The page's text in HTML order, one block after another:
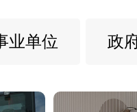
业单位 政